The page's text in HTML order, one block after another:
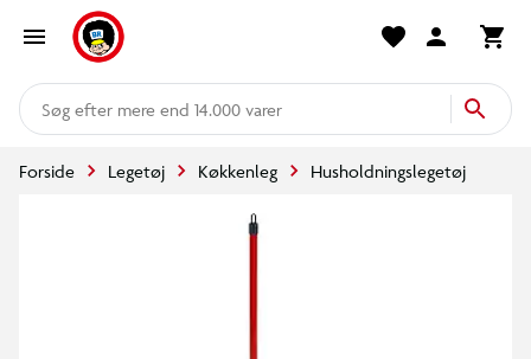
mere end 14.000 varer
Forside Legetøj Køkkenleg Husholdningslegetøj